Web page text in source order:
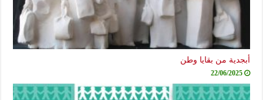
أبجدية من بقايا وطن
22/06/2025